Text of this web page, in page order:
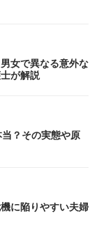
女で異なる意外な
が解説
？その実態や原
に陥りやすい夫婦